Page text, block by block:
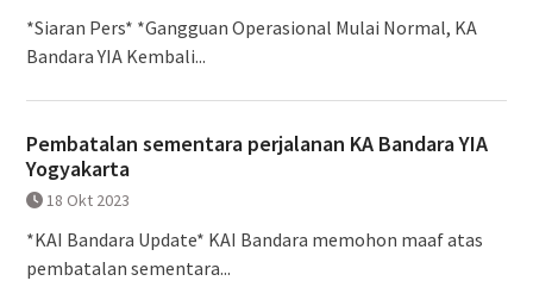
*Siaran Pers* *Gangguan Operasional Mulai Normal, KA
Bandara YIA Kembali...
Pembatalan sementara perjalanan KA Bandara YIA
Yogyakarta
18 Okt 2023
*KAI Bandara Update* KAI Bandara memohon maaf atas
pembatalan sementara...